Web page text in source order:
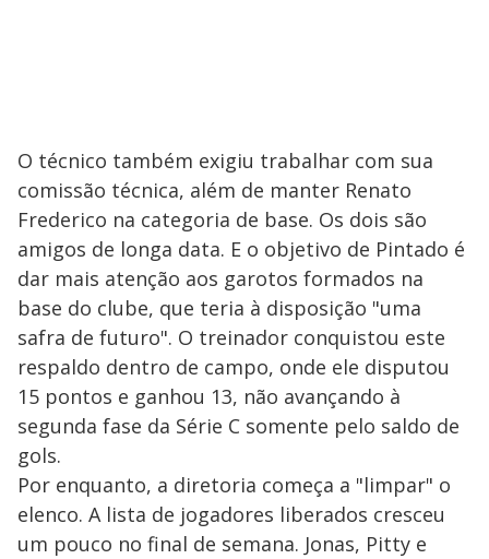
O técnico também exigiu trabalhar com sua
comissão técnica, além de manter Renato
Frederico na categoria de base. Os dois são
amigos de longa data. E o objetivo de Pintado é
dar mais atenção aos garotos formados na
base do clube, que teria à disposição "uma
safra de futuro". O treinador conquistou este
respaldo dentro de campo, onde ele disputou
15 pontos e ganhou 13, não avançando à
segunda fase da Série C somente pelo saldo de
gols.
Por enquanto, a diretoria começa a "limpar" o
elenco. A lista de jogadores liberados cresceu
um pouco no final de semana. Jonas, Pitty e